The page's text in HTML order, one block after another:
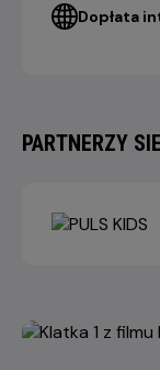
Dopłata
PARTNERZY